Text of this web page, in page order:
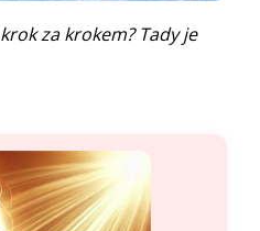
za krokem? Tady je